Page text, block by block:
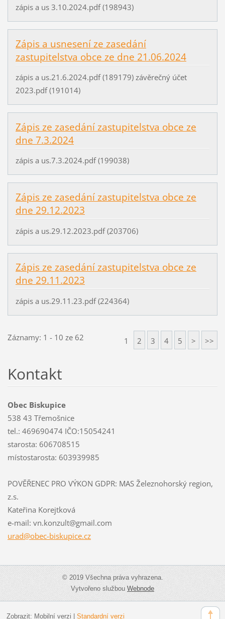
zápis a us 3.10.2024.pdf (198943)
Zápis a usnesení ze zasedání
zastupitelstva obce ze dne 21.06.2024
zápis a us.21.6.2024.pdf (189179) závěrečný účet
2023.pdf (191014)
Zápis ze zasedání zastupitelstva obce ze
dne 7.3.2024
zápis a us.7.3.2024.pdf (199038)
Zápis ze zasedání zastupitelstva obce ze
dne 29.12.2023
zápis a us.29.12.2023.pdf (203706)
Zápis ze zasedání zastupitelstva obce ze
dne 29.11.2023
zápis a us.29.11.23.pdf (224364)
Záznamy: 1 - 10 ze 62 1 2 3 4 5 > >>
Kontakt
Obec Biskupice
538 43 Třemošnice
tel.: 469690474 IČO:15054241
starosta: 606708515
místostarosta: 603939985
POVĚŘENEC PRO VÝKON GDPR: MAS Železnohorský region,
z.s.
Kateřina Korejtková
e-mail: vn.konzult@gmail.com
urad@obec-biskupice.cz
© 2019 Všechna práva vyhrazena.
Vytvořeno službouWebnode
Zobrazit: Mobilní verzi Standardní verzi